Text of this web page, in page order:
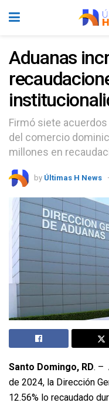
Aduanas
Firmó siete
del comercio
millones en
by Últimas H News
Santo Domingo, RD. –
de 2024, la Dirección
12.56% lo recaudado